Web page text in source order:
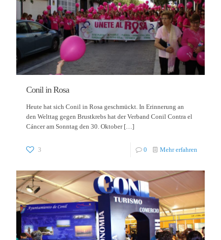
Conil in Rosa
Heute hat sich Conil in Rosa geschmückt. In Erinnerung an
den Welttag gegen Brustkrebs hat der Verband Conil Contra el
Cáncer am Sonntag den 30. Oktober[…]
3 0 Mehr erfahren